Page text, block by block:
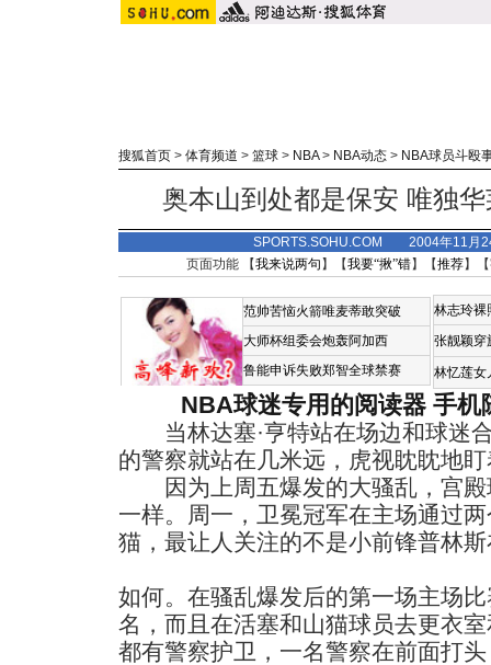
搜狐首页 > 体育频道 > 篮球 > NBA> NBA动态 > NBA球员斗殴
奥本山到处都是保安 唯独
SPORTS.SOHU.COM 2004年11月
页面功能 【我来说两句 】【我要“揪”错】【推荐】
范帅苦恼火箭唯麦蒂敢突破
大师杯组委会炮轰阿加西
鲁能申诉失败郑智全球禁赛
林志玲裸
张靓颖穿
林忆莲女
NBA球迷专用的阅读器 手机
当林达塞·亨特站在场边和球迷
的警察就站在几米远，虎视眈眈地
因为上周五爆发的大骚乱，宫殿
一样。周一，卫冕冠军在主场通过
猫，最让人关注的不是小前锋普林
如何。在骚乱爆发后的第一场主场
名，而且在活塞和山猫球员去更衣
都有警察护卫，一名警察在前面打